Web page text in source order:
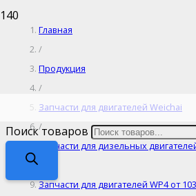
Поиск товаров
Главная
/
Продукция
/
Запчасти для двигателей Weichai
/
Запчасти для дизельных
Запчасти для двигателей WP4 от